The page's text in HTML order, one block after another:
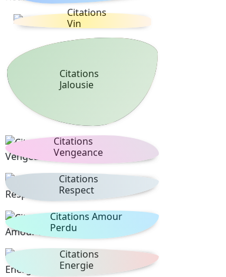
Citations
Vin
Citations
Jalousie
Citations
Vengeance
Citations
Respect
Citations Amour
Perdu
Citations
Energie